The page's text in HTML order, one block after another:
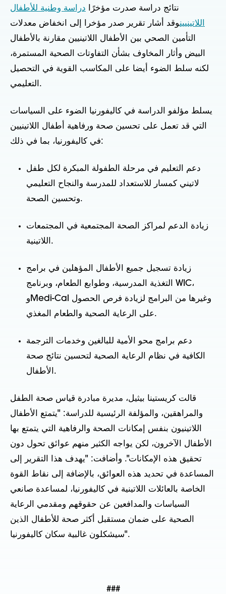
نتائج دراسة صدرت مؤخرًا دراسة وطنية للأطفال
اللاتينيينوقد أشار تقرير صدر مؤخرا إلى انخفاض معدلات
التأمين الصحي بين الأطفال اللاتينيين مقارنة بالأطفال
البيض وأثار المخاوف بشأن التفاوتات الصحية المستمرة،
لكنه سلط الضوء أيضا على المكاسب القوية في التحصيل
التعليمي.
يسلط مؤلفو الدراسة في كاليفورنيا الضوء على السياسات
التي قد تعمل على تحسين صحة ورفاهية أطفال اللاتينيين
في كاليفورنيا، بما في ذلك:
دعم التعليم في مرحلة الطفولة المبكرة لكل طفل
لاتيني كمسار للاستعداد للمدرسة والنجاح التعليمي
وتحسين الصحة.
زيادة الدعم لمراكز الصحة المجتمعية في المجتمعات
اللاتينية.
زيادة تسجيل جميع الأطفال المؤهلين في برامج
التغذية المدرسية، وطوابع الطعام، وبرنامج WIC،
وMedi-Cal وغيرها من البرامج لزيادة فرص الحصول
على الرعاية الصحية والطعام المغذي.
دعم برامج محو الأمية للبالغين وخدمات الترجمة
الكافية في نظام الرعاية الصحية لتحسين نتائج صحة
الأطفال.
قالت كريستينا بيثيل، مديرة مبادرة قياس صحة الطفل
والمراهقين، والمؤلفة الرئيسية للدراسة: "يتمتع الأطفال
اللاتينيون بنفس إمكانات الصحة والرفاهية التي يتمتع بها
الأطفال الآخرون، لكن يواجه الكثير منهم عوائق تحول دون
تحقيق هذه الإمكانات". وأضافت: "يهدف هذا التقرير إلى
المساعدة في تحديد هذه العوائق، بالإضافة إلى نقاط القوة
الخاصة بالعائلات اللاتينية في كاليفورنيا، لمساعدة صانعي
السياسات والمدافعين عن حقوقهم ومقدمي الرعاية
الصحية على ضمان مستقبل أكثر صحة للأطفال الذين
سيشكلون غالبية سكان كاليفورنيا".
###